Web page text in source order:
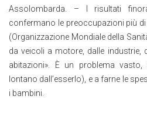
Assolombarda. – I risultati
confermano le preoccupazioni più
(Organizzazione Mondiale della
da veicoli a motore, dalle industrie,
abitazioni». È un problema
lontano dall’esserlo), e a farne le
i bambini.